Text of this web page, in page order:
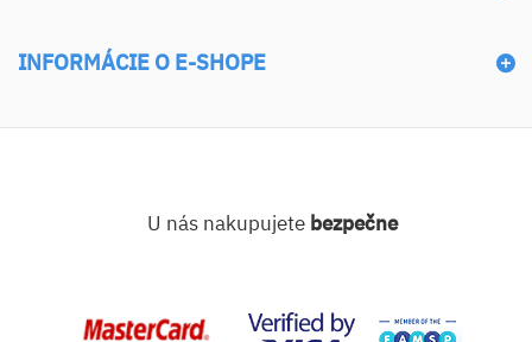
INFORMÁCIE O E-SHOPE
U nás nakupujete bezpečne